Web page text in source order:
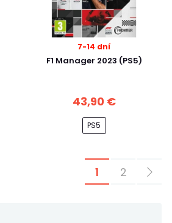
7-14 dní
F1 Manager 2023 (PS5)
43,90 €
PS5
1 2